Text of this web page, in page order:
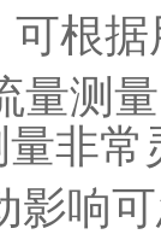
根
测
量非常
影响